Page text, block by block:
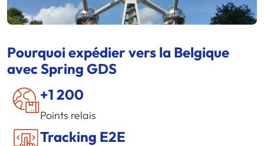
Pourquoi expédier vers la Belgique
avecSpring GDS
+1 200
Points relais
Tracking E2E